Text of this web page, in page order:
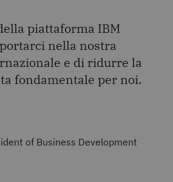
piattaforma IBM
nella nostra
e di ridurre la
fondamentale per noi.
of Business Development